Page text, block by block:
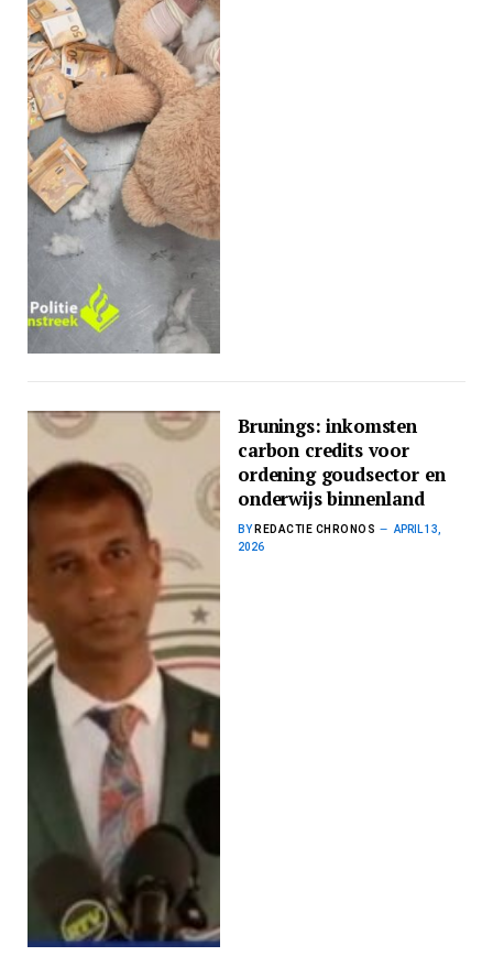
Brunings: inkomsten
carbon credits voor
ordening goudsector en
onderwijs binnenland
BY REDACTIE CHRONOS
APRIL 13,
2026